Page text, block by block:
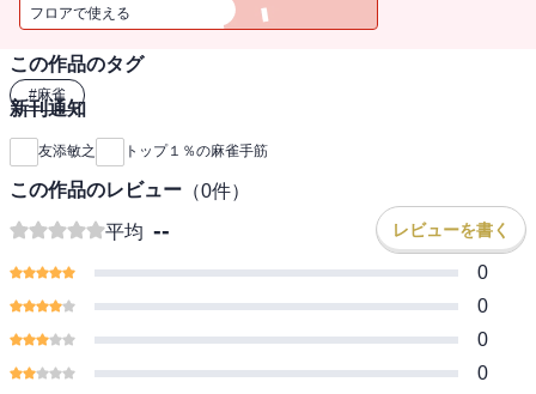
時にカンチャンを残して先に固定する。
時にわざと放銃する。
とてもじゃないが常人ではできない手筋。これこそが上位プロの秘
策なのだ。
著者は麻雀研究会を通して、トッププロから学んだことをこの本で
惜しげもなく披露する。
フロアで使える
この作品のタグ
#麻雀
新刊通知
友添敏之 トップ１％の麻雀手筋
この作品のレビュー （0件）
平均 -- レビューを書く
0
0
0
0